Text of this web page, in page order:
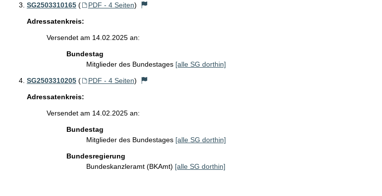
SG2503310165 ( PDF - 4 Seiten)
Adressatenkreis:
Versendet am 14.02.2025 an:
Bundestag
Mitglieder des Bundestages [alle SG dorthin]
SG2503310205 ( PDF - 4 Seiten)
Adressatenkreis:
Versendet am 14.02.2025 an:
Bundestag
Mitglieder des Bundestages [alle SG dorthin]
Bundesregierung
Bundeskanzleramt (BKAmt) [alle SG dorthin]